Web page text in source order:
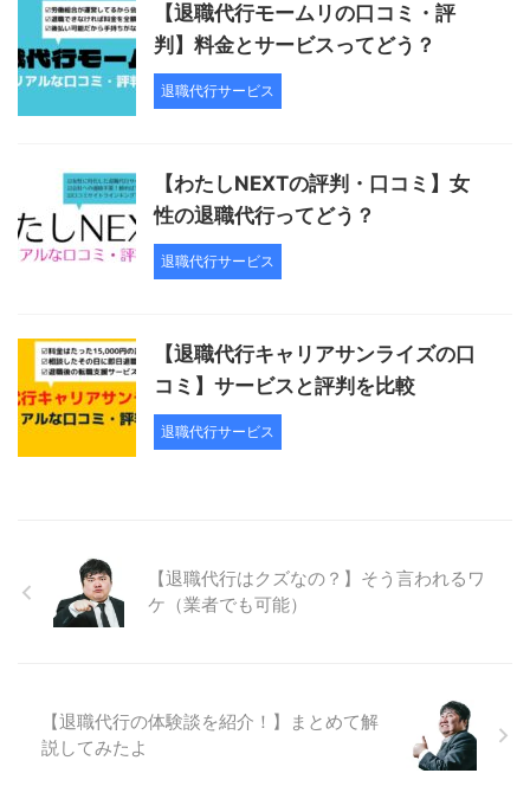
【退職代行モームリの口コミ・評
判】料金とサービスってどう？
退職代行サービス
【わたしNEXTの評判・口コミ】女
性の退職代行ってどう？
退職代行サービス
【退職代行キャリアサンライズの口
コミ】サービスと評判を比較
退職代行サービス
【退職代行はクズなの？】そう言われるワ
ケ（業者でも可能）
【退職代行の体験談を紹介！】まとめて解
説してみたよ